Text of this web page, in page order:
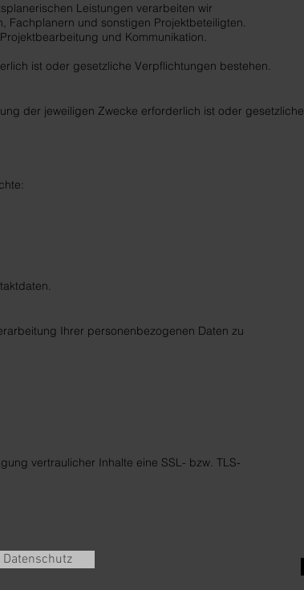
Leistungen verarbeiten wir
Fachplanern und sonstigen Projektbeteiligten.
und Kommunikation.
ist oder gesetzliche Verpflichtungen bestehen.
der jeweiligen Zwecke erforderlich ist oder gesetzliche
Ihrer personenbezogenen Daten zu
vertraulicher Inhalte eine SSL- bzw. TLS-
Datenschutz